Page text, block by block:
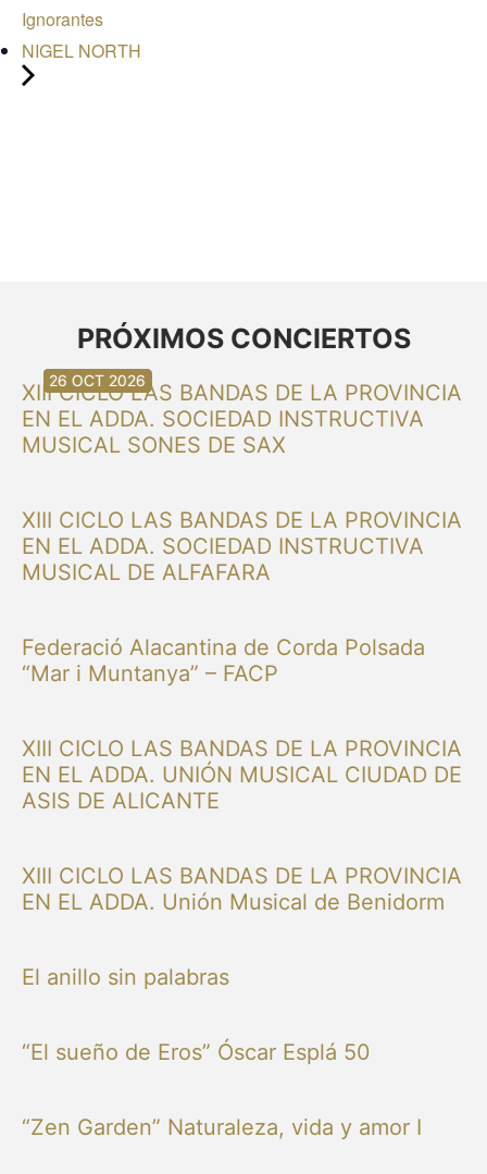
Ignorantes
NIGEL NORTH
PRÓXIMOS CONCIERTOS
XIII CICLO LAS BANDAS DE LA PROVINCIA
EN EL ADDA. SOCIEDAD INSTRUCTIVA
MUSICAL SONES DE SAX
30 AGO 2026
XIII CICLO LAS BANDAS DE LA PROVINCIA
EN EL ADDA. SOCIEDAD INSTRUCTIVA
MUSICAL DE ALFAFARA
30 AGO 2026
Federació Alacantina de Corda Polsada
“Mar i Muntanya” – FACP
13 SEP 2026
XIII CICLO LAS BANDAS DE LA PROVINCIA
EN EL ADDA. UNIÓN MUSICAL CIUDAD DE
ASIS DE ALICANTE
20 SEP 2026
XIII CICLO LAS BANDAS DE LA PROVINCIA
EN EL ADDA. Unión Musical de Benidorm
20 SEP 2026
El anillo sin palabras
26 SEP 2026
“El sueño de Eros” Óscar Esplá 50
03 OCT 2026
“Zen Garden” Naturaleza, vida y amor I
16 OCT 2026
26 OCT 2026